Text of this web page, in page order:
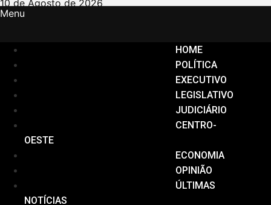
Ir
para
conteúdo
10 de Agosto de 2026
Menu
HOME
POLÍTICA
EXECUTIVO
LEGISLATIVO
JUDICIÁRIO
CENTRO-
OESTE
ECONOMIA
OPINIÃO
ÚLTIMAS
NOTÍCIAS